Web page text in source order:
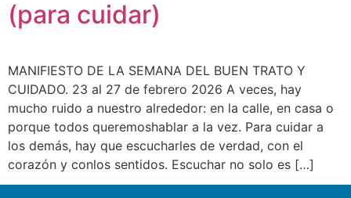
(para cuidar)
MANIFIESTO DE LA SEMANA DEL BUEN TRATO Y
CUIDADO. 23 al 27 de febrero 2026 A veces, hay
mucho ruido a nuestro alrededor: en la calle, en casa o
porque todos queremoshablar a la vez. Para cuidar a
los demás, hay que escucharles de verdad, con el
corazón y conlos sentidos. Escuchar no solo es […]